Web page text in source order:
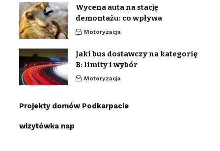
Wycena auta na stację
demontażu: co wpływa
Motoryzacja
Jaki bus dostawczy na kategorię
B: limity i wybór
Motoryzacja
Projekty domów Podkarpacie
wizytówka nap